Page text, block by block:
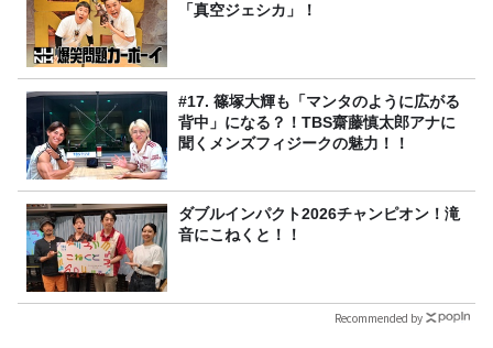
「真空ジェシカ」！
#17. 篠塚大輝も「マンタのように広がる
背中」になる？！TBS齋藤慎太郎アナに
聞くメンズフィジークの魅力！！
ダブルインパクト2026チャンピオン！滝
音にこねくと！！
Recommended by